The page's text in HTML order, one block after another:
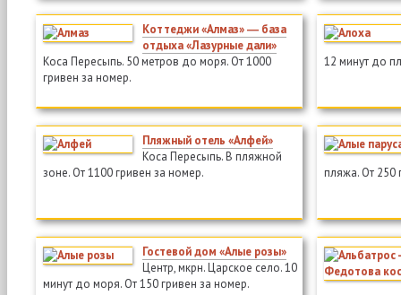
Коттеджи «Алмаз» ― база
отдыха «Лазурные дали»
Коса Пересыпь. 50 метров до моря. От 1000
гривен за номер.
12 минут до
Пляжный отель «Алфей»
Коса Пересыпь. В пляжной
зоне. От 1100 гривен за номер.
пляжа. От 250
Гостевой дом «Алые розы»
Центр, мкрн. Царское село. 10
минут до моря. От 150 гривен за номер.